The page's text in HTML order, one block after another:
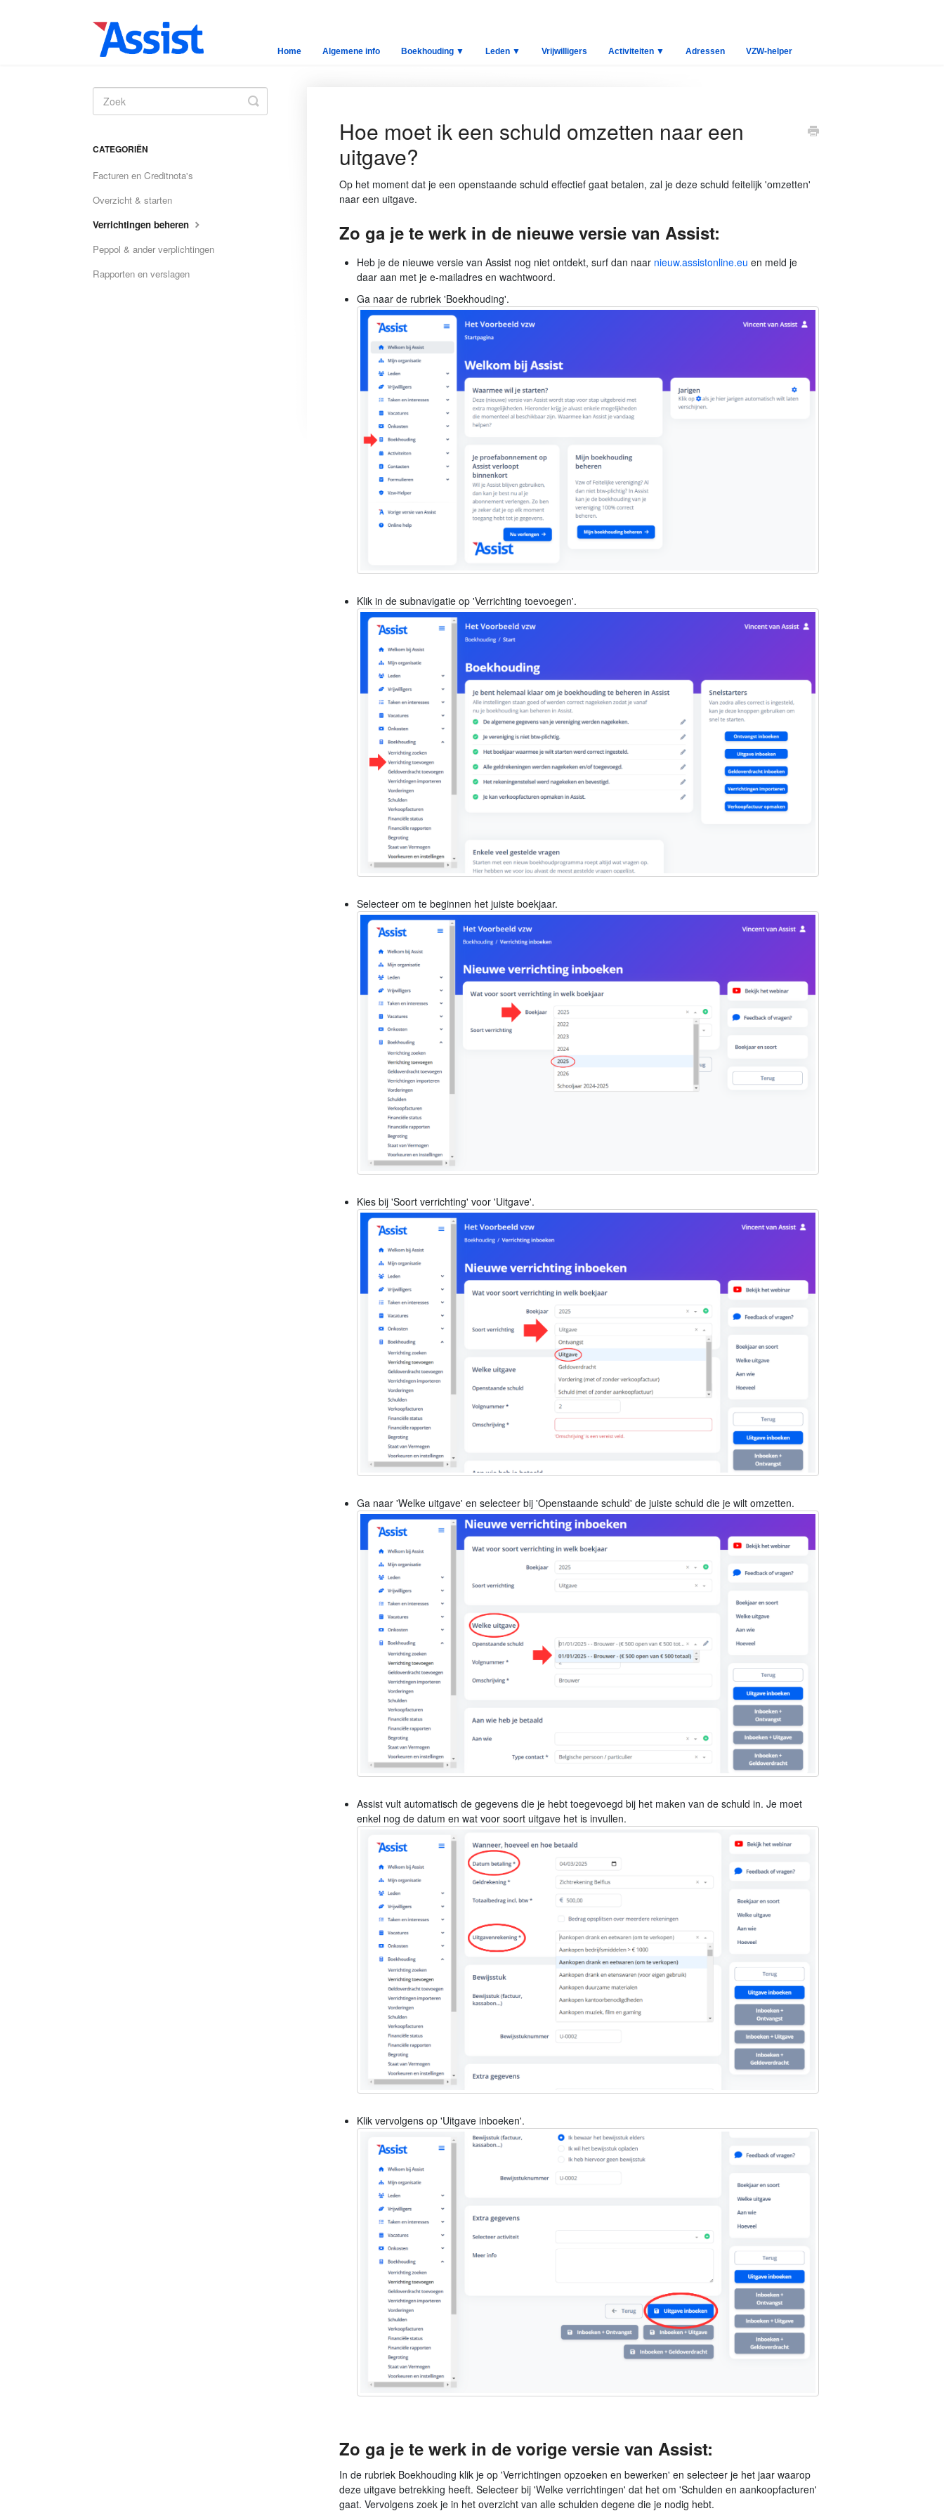
Home Algemene info Boekhouding ▼ Leden ▼ Vrijwilligers Activiteiten ▼ Adressen VZW-helper
Hoe moet ik een schuld omzetten naar een
uitgave?
Op het moment dat je een openstaande schuld effectief gaat betalen, zal je deze schuld feitelijk 'omzetten'
naar een uitgave.
Zo ga je te werk in de nieuwe versie van Assist:
Heb je de nieuwe versie van Assist nog niet ontdekt, surf dan naar nieuw.assistonline.eu en meld je
daar aan met je e-mailadres en wachtwoord.
Ga naar de rubriek 'Boekhouding'.
Klik in de subnavigatie op 'Verrichting toevoegen'.
Selecteer om te beginnen het juiste boekjaar.
Kies bij 'Soort verrichting' voor 'Uitgave'.
Ga naar 'Welke uitgave' en selecteer bij 'Openstaande schuld' de juiste schuld die je wilt omzetten.
Assist vult automatisch de gegevens die je hebt toegevoegd bij het maken van de schuld in. Je moet
enkel nog de datum en wat voor soort uitgave het is invullen.
Klik vervolgens op 'Uitgave inboeken'.
Zo ga je te werk in de vorige versie van Assist:
In de rubriek Boekhouding klik je op 'Verrichtingen opzoeken en bewerken' en selecteer je het jaar waarop
deze uitgave betrekking heeft. Selecteer bij 'Welke verrichtingen' dat het om 'Schulden en aankoopfacturen'
gaat. Vervolgens zoek je in het overzicht van alle schulden degene die je nodig hebt.
Toggle
Search
CATEGORIËN
Facturen en Creditnota's
Overzicht & starten
Verrichtingen beheren
Peppol & ander verplichtingen
Rapporten en verslagen